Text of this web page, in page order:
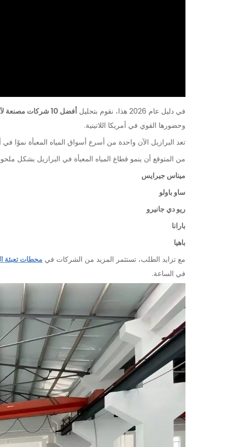
في دليل عام 2026 هذا، نقوم بتحليل أفضل 10 شركات مصنعة لآلات تعبئة المياه في البرازيل
وحضورها القوي في أمريكا اللاتينية.
تعد البرازيل الآن واحدة من أسرع أسواق المياه المعبأة نموًا
من المتوقع أن ينمو قطاع المياه المعبأة في البرازيل بشكل ملحوظ في عام
ميناس جيرايس
ساو باولو
ريو دي جانيرو
بارانا
باهيا
مع تزايد الطلب، تستثمر المزيد من الشركات في محطات تعبئة
في الساعة.